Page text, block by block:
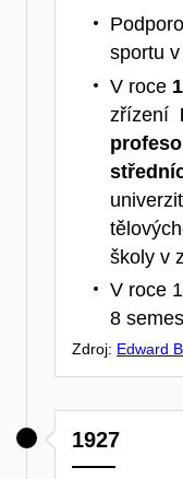
sportu
V roce
zřízení
školy v
V roce
8
Zdroj: Edward
1927